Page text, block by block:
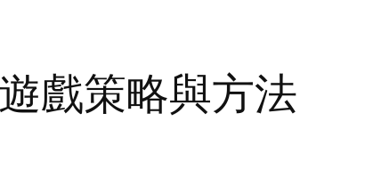
戲策略與方法